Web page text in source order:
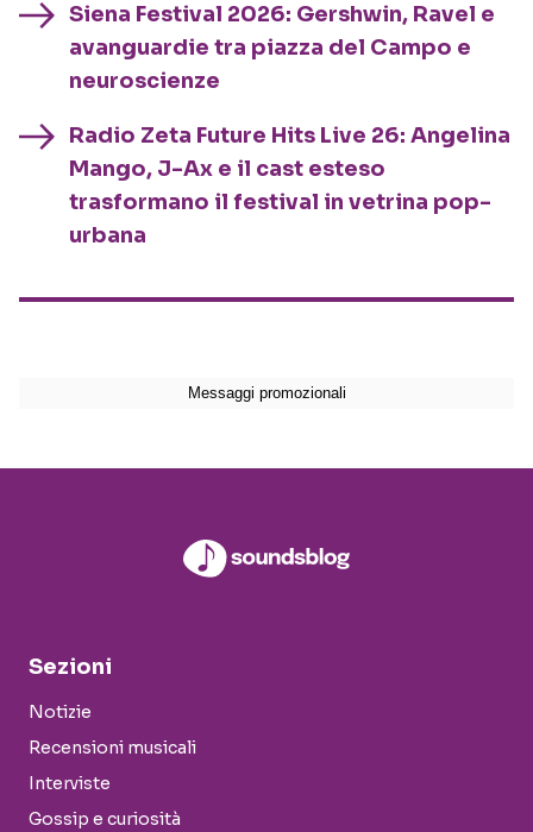
Siena Festival 2026: Gershwin, Ravel e
avanguardie tra piazza del Campo e
neuroscienze
Radio Zeta Future Hits Live 26: Angelina
Mango, J-Ax e il cast esteso
trasformano il festival in vetrina pop-
urbana
Sezioni
Notizie
Recensioni musicali
Interviste
Gossip e curiosità